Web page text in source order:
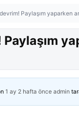
Paylaşım yaparken
1 ay 2 hafta önce admin